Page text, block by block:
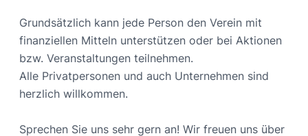
Grundsätzlich kann jede Person den Verein mit
finanziellen Mitteln unterstützen oder bei Aktionen
bzw. Veranstaltungen teilnehmen.
Alle Privatpersonen und auch Unternehmen sind
herzlich willkommen.
Sprechen Sie uns sehr gern an! Wir freuen uns über